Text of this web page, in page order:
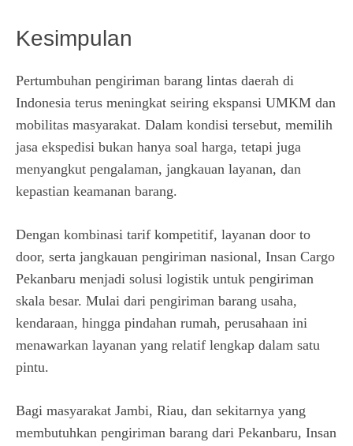
Kesimpulan
Pertumbuhan pengiriman barang lintas daerah di
Indonesia terus meningkat seiring ekspansi UMKM dan
mobilitas masyarakat. Dalam kondisi tersebut, memilih
jasa ekspedisi bukan hanya soal harga, tetapi juga
menyangkut pengalaman, jangkauan layanan, dan
kepastian keamanan barang.
Dengan kombinasi tarif kompetitif, layanan door to
door, serta jangkauan pengiriman nasional, Insan Cargo
Pekanbaru menjadi solusi logistik untuk pengiriman
skala besar. Mulai dari pengiriman barang usaha,
kendaraan, hingga pindahan rumah, perusahaan ini
menawarkan layanan yang relatif lengkap dalam satu
pintu.
Bagi masyarakat Jambi, Riau, dan sekitarnya yang
membutuhkan pengiriman barang dari Pekanbaru, Insan